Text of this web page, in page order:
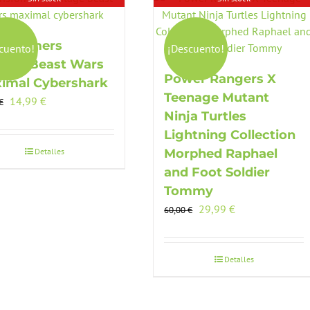
Beast Wars
Cybershark
El
era:
14,99 €El
es:
Detalles
¡Descuento!
Power Rangers X
Teenage Mutant
Ninja Turtles
Lightning Collection
Morphed Raphael
and Foot Soldier
Tommy
60,00€ El
era:
29,99€El
es:
Detalles